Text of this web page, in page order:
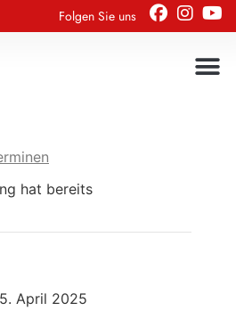
Folgen Sie uns
hat bereits
April 2025